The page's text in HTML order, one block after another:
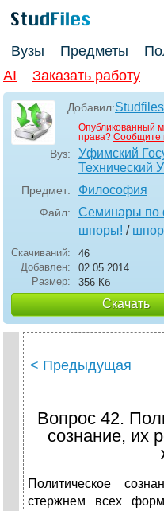
Вузы Предметы
AI
Заказать работу
Добавил:
Опубликованный
права? Сообщите
Вуз:
Уфимский
Технический
Предмет: Философия
Файл: Семинары по
шпоры! /
Скачиваний:
46
Добавлен:
02.05.2014
Размер:
356 Кб
Скачать
< Предыдущая
Вопрос 42.
сознание, их
Политическое
стержнем всех